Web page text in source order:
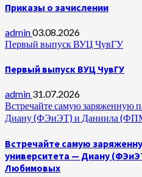
Приказы о зачислении
admin03.08.2026
Первый выпуск ВУЦ ЧувГУ
Первый выпуск ВУЦ ЧувГУ
admin 31.07.2026
Встречайте самую заряженную
Диану (ФЭиЭТ) и Даниила
Встречайте самую
университета — Диану
Любимовых